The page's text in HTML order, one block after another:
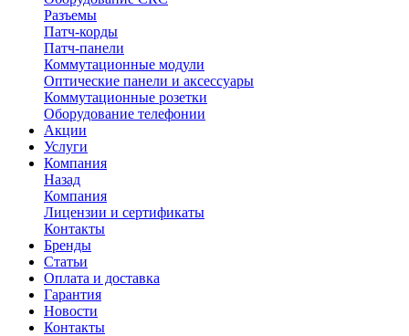
Разъемы
Патч-корды
Патч-панели
Коммутационные модули
Оптические панели и аксессуары
Коммутационные розетки
Оборудование телефонии
Акции
Услуги
Компания
Назад
Компания
Лицензии и сертификаты
Контакты
Бренды
Статьи
Оплата и доставка
Гарантия
Новости
Контакты